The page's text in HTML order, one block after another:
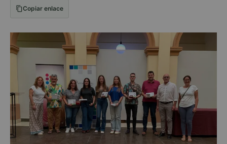
Copiar enlace